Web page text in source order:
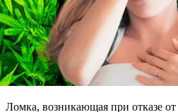
Ломка, возникающая при отказе